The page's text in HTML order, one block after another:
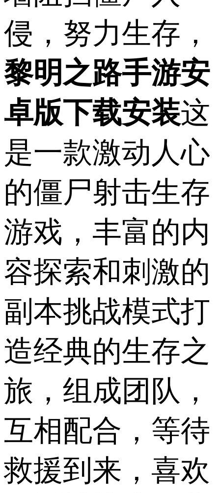
侵，努力生存，
黎明之路手游安
卓版下载安装这
是一款激动人心
的僵尸射击生存
游戏，丰富的内
容探索和刺激的
副本挑战模式打
造经典的生存之
旅，组成团队，
互相配合，等待
救援到来，喜欢